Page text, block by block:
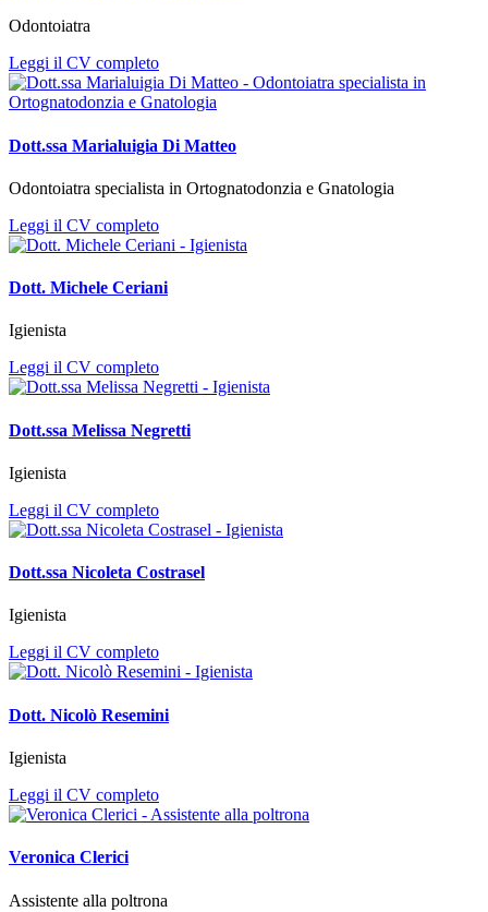
Odontoiatra
Leggi il CV completo
Dott.ssa Marialuigia Di Matteo
Odontoiatra specialista in Ortognatodonzia e Gnatologia
Leggi il CV completo
Dott. Michele Ceriani
Igienista
Leggi il CV completo
Dott.ssa Melissa Negretti
Igienista
Leggi il CV completo
Dott.ssa Nicoleta Costrasel
Igienista
Leggi il CV completo
Dott. Nicolò Resemini
Igienista
Leggi il CV completo
Veronica Clerici
Assistente alla poltrona